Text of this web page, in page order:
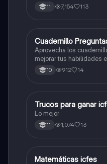
11 7,154 113
ICFES: Inglés
Cuadernillo
Aprovecha los
mejorar tus habilidades
Prueba Saber 11. 🫡
10 912 14
Química
Trucos para ganar
Lo mejor
11 1,074 13
ICFES: Matemáticas
Matemáticas icfes